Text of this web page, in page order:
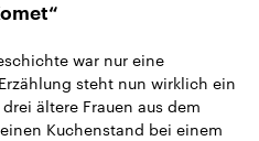
war nur eine
steht nun wirklich ein
ältere Frauen aus dem
Kuchenstand bei einem